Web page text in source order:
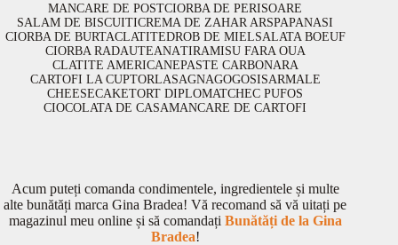
MANCARE DE POSTCIORBA DE PERISOARE
SALAM DE BISCUITICREMA DE ZAHAR ARSPAPANASI
CIORBA DE BURTACLATITEDROB DE MIELSALATA BOEUF
CIORBA RADAUTEANATIRAMISU FARA OUA
CLATITE AMERICANEPASTE CARBONARA
CARTOFI LA CUPTORLASAGNAGOGOSISARMALE
CHEESECAKETORT DIPLOMATCHEC PUFOS
CIOCOLATA DE CASAMANCARE DE CARTOFI
Acum puteți comanda condimentele, ingredientele și multe
alte bunătăți marca Gina Bradea! Vă recomand să vă uitați pe
magazinul meu online și să comandați Bunătăți de la Gina
Bradea!